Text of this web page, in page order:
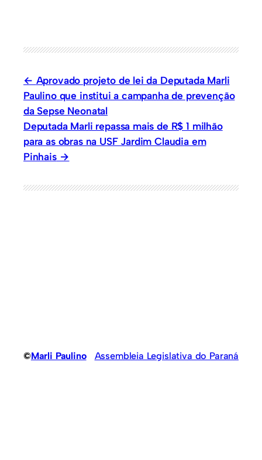
Aprovado projeto de lei da Deputada Marli
Paulino que institui a campanha de prevenção
da Sepse Neonatal
Deputada Marli repassa mais de R$ 1 milhão
para as obras na USF Jardim Claudia em
Pinhais
©Marli Paulino Assembleia Legislativa do Paraná